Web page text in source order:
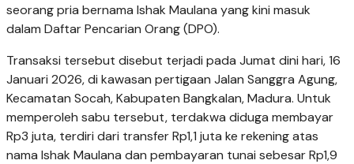
seorang pria bernama Ishak Maulana yang kini masuk
dalam Daftar Pencarian Orang (DPO).
Transaksi tersebut disebut terjadi pada Jumat dini hari, 16
Januari 2026, di kawasan pertigaan Jalan Sanggra Agung,
Kecamatan Socah, Kabupaten Bangkalan, Madura. Untuk
memperoleh sabu tersebut, terdakwa diduga membayar
Rp3 juta, terdiri dari transfer Rp1,1 juta ke rekening atas
nama Ishak Maulana dan pembayaran tunai sebesar Rp1,9